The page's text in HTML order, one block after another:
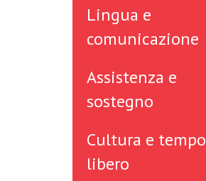
Lingua e
comunicazione
Assistenza e
sostegno
Cultura e tempo
libero